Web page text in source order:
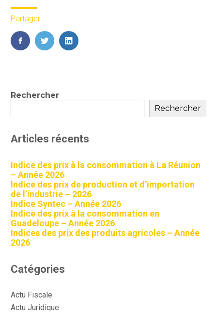
Partager :
FaceBook
TwitterLinkedIn
Blog
Rechercher
Rechercher
Articles récents
Indice des prix à la consommation à La Réunion
– Année 2026
Indice des prix de production et d’importation
de l’industrie – 2026
Indice Syntec – Année 2026
Indice des prix à la consommation en
Guadeloupe – Année 2026
Indices des prix des produits agricoles – Année
2026
Catégories
Actu Fiscale
Actu Juridique